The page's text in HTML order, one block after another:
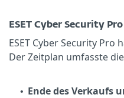
ESET Cyber Security
ESET Cyber Security Pro
Der Zeitplan umfasste
• Ende des Verkaufs